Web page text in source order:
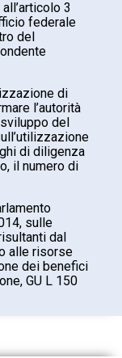
3
federale
del
di
l’autorità
del
di diligenza
il numero di
sulle
dal
alle risorse
dei benefici
GU L 150